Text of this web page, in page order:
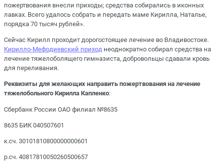
пожертвования внесли приходы; средства собирались в иконных
лавках. Всего удалось собрать и передать маме Кирилла, Наталье,
порядка 70 тысяч рублей».
Сейчас Кирилл проходит дорогостоящее лечение во Владивостоке.
Кирилло-Мефодиевский приход неоднократно собирал средства на
лечение тяжелоболящего гимназиста, добровольцы сдавали кровь
для переливания.
Реквизиты для желающих направить пожертвования на лечение
тяжелобольного Кирилла Капленко:
Сбербанк России ОАО филиал №8635
8635 БИК 040507601
к.сч. 30101810800000000601
р.сч. 40817810050260500657